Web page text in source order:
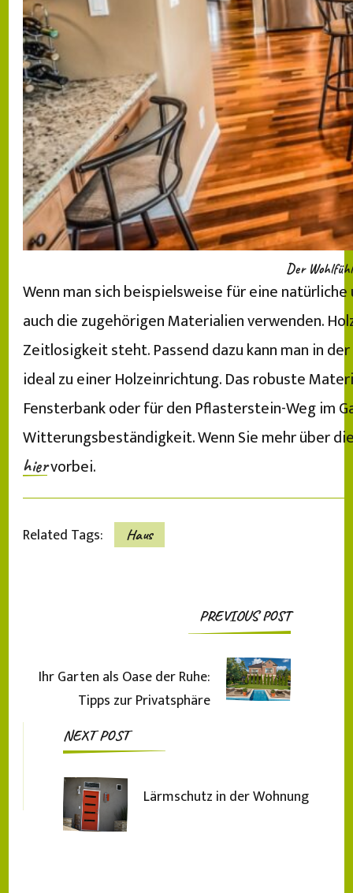
Der
Wenn man sich beispielsweise für eine
auch die zugehörigen Materialien verwenden.
Zeitlosigkeit steht. Passend dazu kann man in
ideal zu einer Holzeinrichtung. Das robuste
Fensterbank oder für den Pflasterstein-Weg im
Witterungsbeständigkeit. Wenn Sie mehr über
hiervorbei.
Related Tags: Haus
Post
Navigation
PREVIOUS POST
Ihr Garten als Oase der Ruhe:
Tipps zur Privatsphäre
NEXT POST
Lärmschutz in der Wohnung